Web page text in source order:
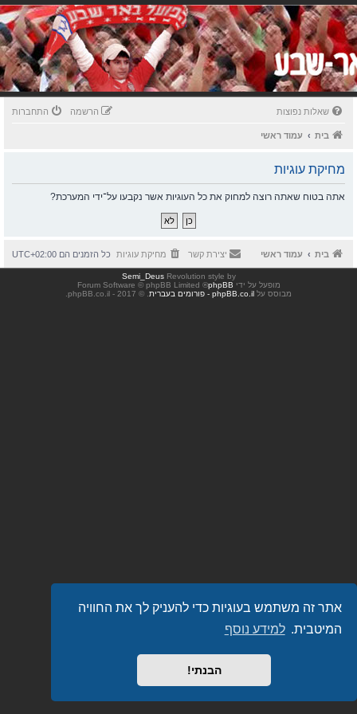
אתר זה משתמש בעוגיות כדי להעניק לך את החוויה
המיטבית. למידע נוסף
הבנתי!
שאלות נפוצות התחברות הרשמה
בית עמוד ראשי
מחיקת עוגיות
אתה בטוח שאתה רוצה למחוק את כל העוגיות אשר נקבעו על־ידי המערכת?
בית עמוד ראשי כל הזמנים הם UTC+02:00 מחיקת עוגיות יצירת קשר
Revolution style by
Semi_Deus
מופעל על ידי phpBB
® Forum Software © phpBB Limited
מבוסס על phpBB.co.il - פורומים בעברית . © 2017 - phpBB.co.il.